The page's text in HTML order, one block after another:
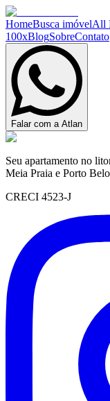
HomeBusca imóvelAll
100xBlogSobreContato
Falar com a Atlan
Seu apartamento no
Meia Praia e Porto
CRECI 4523-J